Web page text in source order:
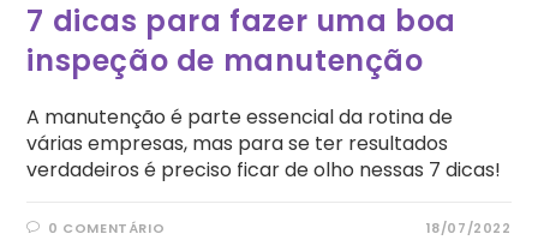
7 dicas para fazer uma boa
inspeção de manutenção
A manutenção é parte essencial da rotina de
várias empresas, mas para se ter resultados
verdadeiros é preciso ficar de olho nessas 7 dicas!
0 COMENTÁRIO 18/07/2022